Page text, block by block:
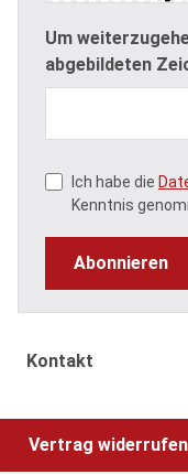
Um
abgebildeten
Ich habe die
Kenntnis
Abonnieren
Kontakt
Vertrag widerrufen